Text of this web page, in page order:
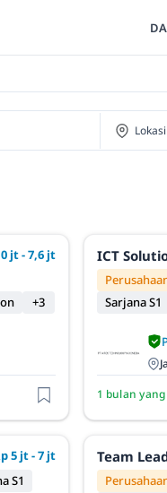
jt - 7,6 jt
+3
ICT
Sarjana S1
1 bulan
5 jt - 7 jt
S1
Team